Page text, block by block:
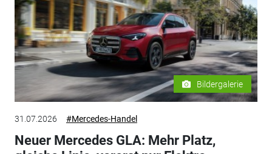
Bildergalerie
31.07.2026 #Mercedes-Handel
Neuer Mercedes GLA: Mehr Platz,